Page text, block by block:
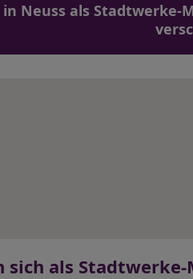
Neuss als
sich als